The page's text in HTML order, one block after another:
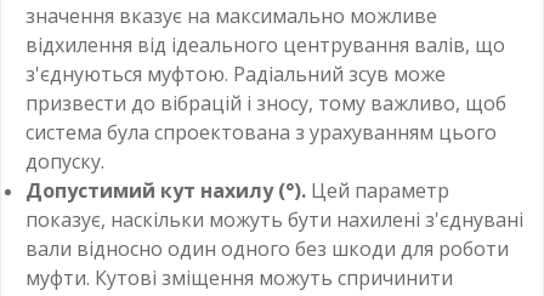
значення вказує на максимально можливе
відхилення від ідеального центрування валів, що
з'єднуються муфтою. Радіальний зсув може
призвести до вібрацій і зносу, тому важливо, щоб
система була спроектована з урахуванням цього
допуску.
Допустимий кут нахилу (°). Цей параметр
показує, наскільки можуть бути нахилені з'єднувані
вали відносно один одного без шкоди для роботи
муфти. Кутові зміщення можуть спричинити